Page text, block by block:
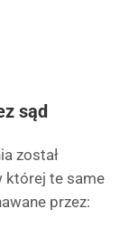
sąd
został
której te same
przez: